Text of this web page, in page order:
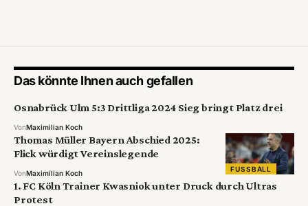
Das könnte Ihnen auch gefallen
Osnabrück Ulm 5:3 Drittliga 2024 Sieg bringt Platz drei
VonMaximilian Koch
FUSSBALL
Thomas Müller Bayern Abschied 2025:
Flick würdigt Vereinslegende
VonMaximilian Koch
1. FC Köln Trainer Kwasniok unter Druck durch Ultras
Protest